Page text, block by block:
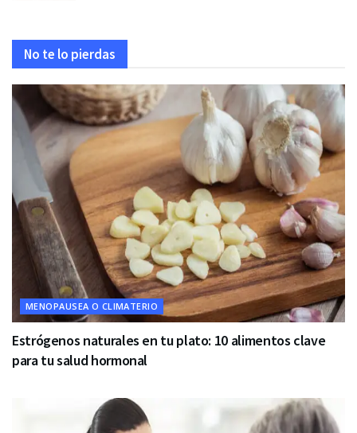
No te lo pierdas
MENOPAUSEA O CLIMATERIO
Estrógenos naturales en tu plato: 10 alimentos clave
para tu salud hormonal